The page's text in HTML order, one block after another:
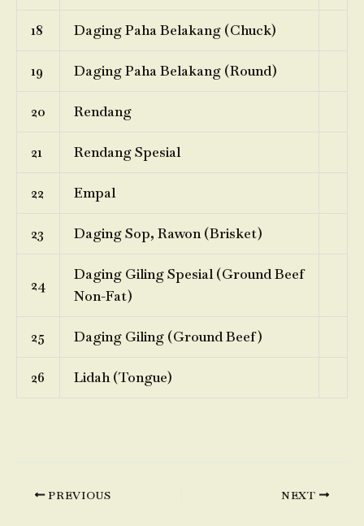
18 Daging Paha Belakang (Chuck)
19 Daging Paha Belakang (Round)
20 Rendang
21 Rendang Spesial
22 Empal
23 Daging Sop, Rawon (Brisket)
24
Daging Giling Spesial (Ground Beef
Non-Fat)
25 Daging Giling (Ground Beef)
26 Lidah (Tongue)
PREVIOUS NEXT